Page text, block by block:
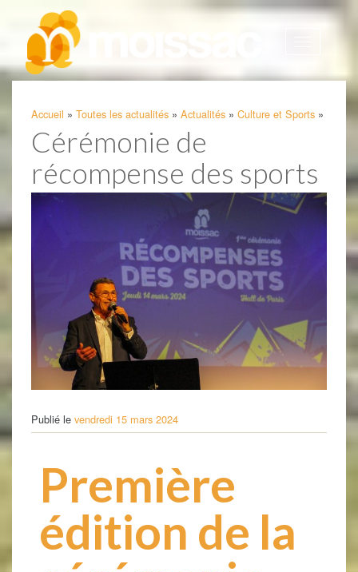
Accueil » Toutes les actualités » Actualités » Culture et Sports »
Cérémonie de
récompense des sports
Publié le vendredi 15 mars 2024
Première
édition de la